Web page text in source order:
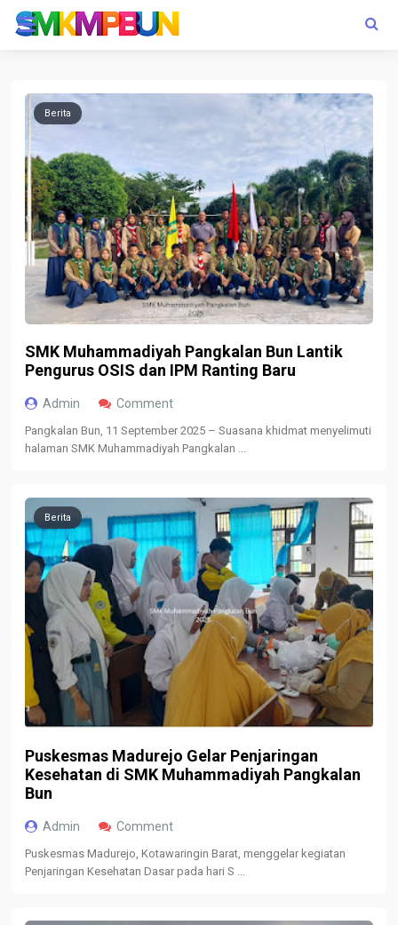
Berita
SMK Muhammadiyah Pangkalan Bun Lantik
Pengurus OSIS dan IPM Ranting Baru
Admin Comment
Pangkalan Bun, 11 September 2025 – Suasana khidmat menyelimuti
halaman SMK Muhammadiyah Pangkalan ...
Berita
Puskesmas Madurejo Gelar Penjaringan
Kesehatan di SMK Muhammadiyah Pangkalan
Bun
Admin Comment
Puskesmas Madurejo, Kotawaringin Barat, menggelar kegiatan
Penjaringan Kesehatan Dasar pada hari S ...